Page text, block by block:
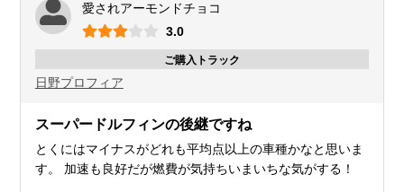
愛されアーモンドチョコ
3.0
ご購入トラック
日野プロフィア
スーパードルフィンの後継ですね
とくにはマイナスがどれも平均点以上の車種かなと思いま
す。 加速も良好だが燃費が気持ちいまいちな気がする！